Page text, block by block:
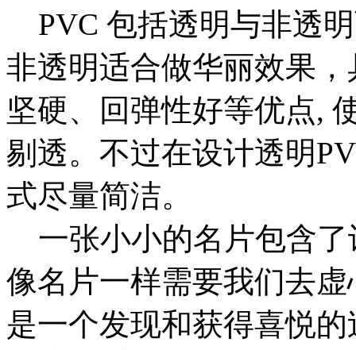
PVC 包括透明与非透
非透明适合做华丽效果
坚硬、回弹性好等优点,
剔透。不过在设计透明
式尽量简洁。
一张小小的名片包含了
像名片一样需要我们去
是一个发现和获得喜悦